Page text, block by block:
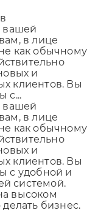
вашей
в лице
как обычному
и
клиентов. Вы
с...
вашей
в лице
как обычному
и
клиентов. Вы
с удобной и
системой.
высоком
бизнес.